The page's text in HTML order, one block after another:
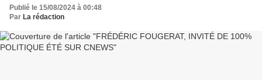
Publié le 15/08/2024 à 00:48
Par La rédaction